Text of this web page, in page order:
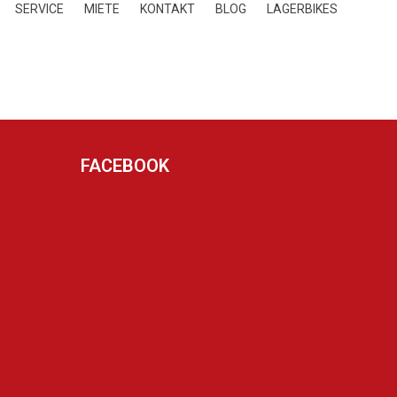
SERVICE MIETE KONTAKT BLOG LAGERBIKES
FACEBOOK